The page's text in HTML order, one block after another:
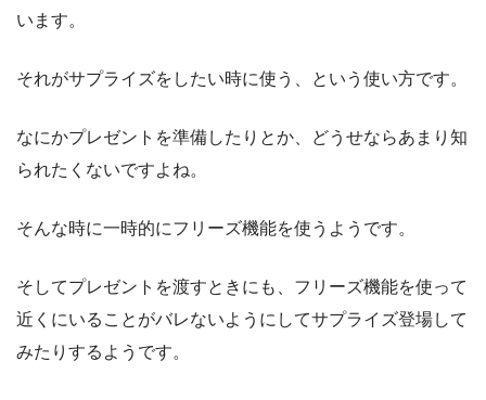
います。
それがサプライズをしたい時に使う、という使い方です。
なにかプレゼントを準備したりとか、どうせならあまり知
られたくないですよね。
そんな時に一時的にフリーズ機能を使うようです。
そしてプレゼントを渡すときにも、フリーズ機能を使って
近くにいることがバレないようにしてサプライズ登場して
みたりするようです。